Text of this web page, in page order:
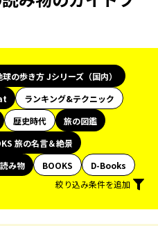
球の歩き方 Jシリーズ（国内）
ランキング&テクニック
歴史時代
旅の図鑑
旅の名言＆絶景
み物 BOOKS
D-Books
絞り込み条件を追加